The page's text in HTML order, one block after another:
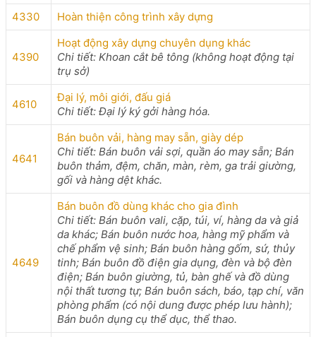
4330
Hoàn thiện công trình xây dựng
4390
Hoạt động xây dựng chuyên dụng khác
Chi tiết: Khoan cắt bê tông (không hoạt động tại
trụ sở)
4610
Đại lý, môi giới, đấu giá
Chi tiết: Đại lý ký gởi hàng hóa.
4641
Bán buôn vải, hàng may sẵn, giày dép
Chi tiết: Bán buôn vải sợi, quần áo may sẵn; Bán
buôn thảm, đệm, chăn, màn, rèm, ga trải giường,
gối và hàng dệt khác.
4649
Bán buôn đồ dùng khác cho gia đình
Chi tiết: Bán buôn vali, cặp, túi, ví, hàng da và giả
da khác; Bán buôn nước hoa, hàng mỹ phẩm và
chế phẩm vệ sinh; Bán buôn hàng gốm, sứ, thủy
tinh; Bán buôn đồ điện gia dụng, đèn và bộ đèn
điện; Bán buôn giường, tủ, bàn ghế và đồ dùng
nội thất tương tự; Bán buôn sách, báo, tạp chí, văn
phòng phẩm (có nội dung được phép lưu hành);
Bán buôn dụng cụ thể dục, thể thao.